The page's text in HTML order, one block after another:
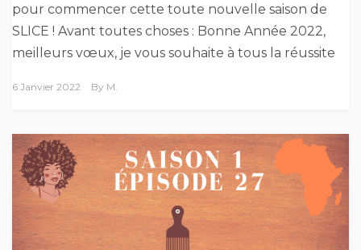
pour commencer cette toute nouvelle saison de
SLICE ! Avant toutes choses : Bonne Année 2022,
meilleurs vœux, je vous souhaite à tous la réussite
6 Janvier 2022 By M.